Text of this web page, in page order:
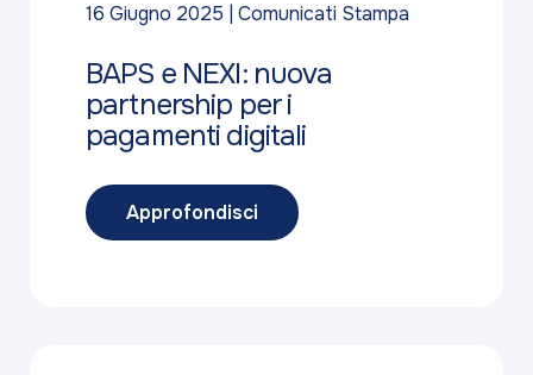
16 Giugno 2025 Comunicati Stampa
BAPS e NEXI: nuova
partnership per i
pagamenti digitali
Approfondisci